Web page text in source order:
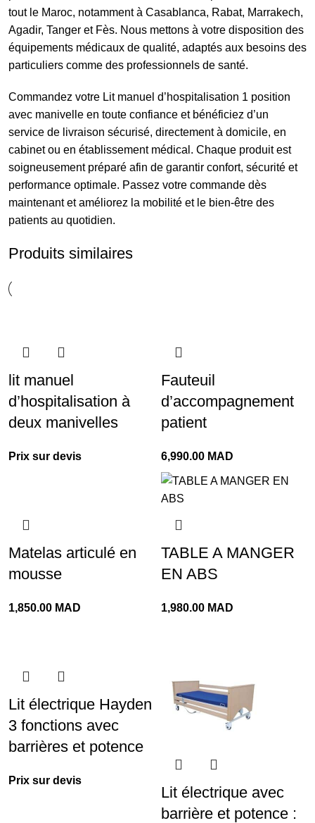
tout le Maroc, notamment à Casablanca, Rabat, Marrakech,
Agadir, Tanger et Fès. Nous mettons à votre disposition des
équipements médicaux de qualité, adaptés aux besoins des
particuliers comme des professionnels de santé.
Commandez votre Lit manuel d’hospitalisation 1 position
avec manivelle en toute confiance et bénéficiez d’un
service de livraison sécurisé, directement à domicile, en
cabinet ou en établissement médical. Chaque produit est
soigneusement préparé afin de garantir confort, sécurité et
performance optimale. Passez votre commande dès
maintenant et améliorez la mobilité et le bien-être des
patients au quotidien.
Produits similaires
lit manuel
d’hospitalisation à
deux manivelles
Prix sur devis
Fauteuil
d’accompagnement
patient
6,990.00 MAD
Matelas articulé en
mousse
1,850.00 MAD
TABLE A MANGER
EN ABS
1,980.00 MAD
Lit électrique Hayden
3 fonctions avec
barrières et potence
Prix sur devis
Lit électrique avec
barrière et potence :